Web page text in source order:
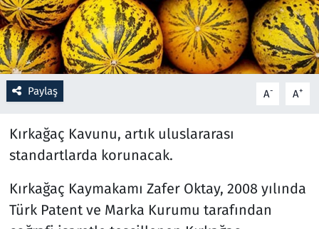
Paylaş A- A+
Kırkağaç Kavunu, artık uluslararası
standartlarda korunacak.
Kırkağaç Kaymakamı Zafer Oktay, 2008 yılında
Türk Patent ve Marka Kurumu tarafından
Resmi İlanlar
Rüya Tabirleri
Sağlık
Savunma Sanayi
Seçim 2023
Spor